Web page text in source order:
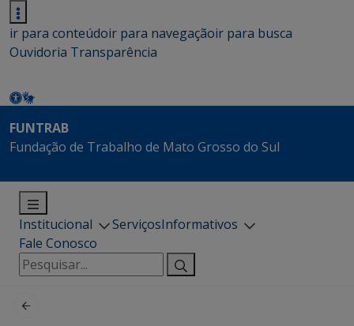
ir para conteúdoir para navegaçãoir para busca
Ouvidoria Transparência
FUNTRAB
Fundação de Trabalho de Mato Grosso do Sul
Institucional ServiçosInformativos
Fale Conosco
Pesquisar
por: